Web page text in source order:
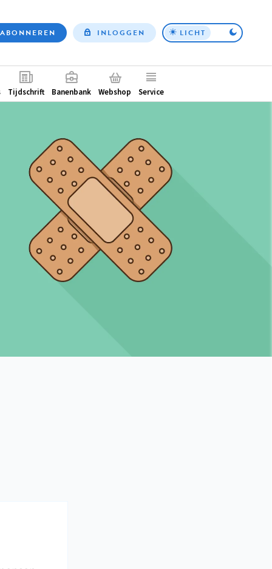
Top
ABONNEREN INLOGGEN LICHT
Tijdschrift Banenbank Webshop Service